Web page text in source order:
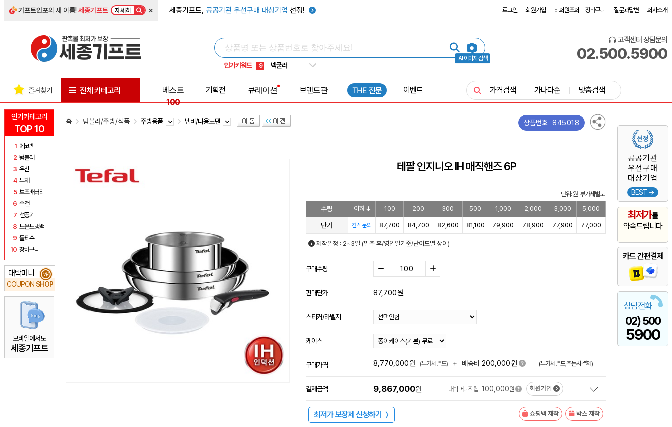
기프트인포의 새 이름!세종기프트 자세히 × 세종기프트, 공공기관 우선구매 대상기업 선정! 로그인 회원가입 비회원조회 장바구니 질문과답변 회사소개
AI 이미지 검색
인기키워드
5 키캡
8 쿨토시
9 넥쿨러
1 선풍기
고객센터 상담문의
02.500.5900
인기카테고리
TOP 10
1 에코백
2 텀블러
3 우산
4 부채
5 보조배터리
6 수건
7 선풍기
8 보온보냉백
9 물티슈
10 장바구니
대박머니
COUPON SHOP
₩
모바일에서도
세종기프트
공공기관
우선구매
대상기업
BEST →
최저가를
약속드립니다
카드 간편결제
상담전화
02) 500
5900
즐겨찾기 전체 카테고리
베스트
100
기획전 큐레이션 브랜드관 THE 전문 이벤트 가격검색 가나다순 맞춤검색
홈 텀블러/주방/식품 주방용품 냄비/다용도팬 상품번호 845018
테팔 인지니오 IH 매직핸즈 6P
단위: 원 부가세별도
수량 이하 100 200 300 500 1,000 2,000 3,000 5,000
단가 견적문의 87,700 84,700 82,600 81,100 79,900 78,900 77,900 77,000
제작일정 : 2~3일 (발주 후/영업일기준/난이도별 상이)
구매수량
판매단가 87,700원
스티커/라벨지
케이스
구매가격 8,770,000원 (부가세별도) + 배송비 200,000원 (부가세별도,주문시결제)
결제금액 9,867,000원 대박머니적립 100,000원 회원가입
최저가 보장제 신청하기 〉 쇼핑백 제작 박스 제작